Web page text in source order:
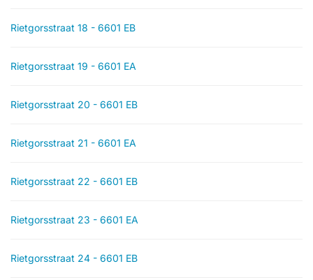
Rietgorsstraat 18 - 6601 EB
Rietgorsstraat 19 - 6601 EA
Rietgorsstraat 20 - 6601 EB
Rietgorsstraat 21 - 6601 EA
Rietgorsstraat 22 - 6601 EB
Rietgorsstraat 23 - 6601 EA
Rietgorsstraat 24 - 6601 EB